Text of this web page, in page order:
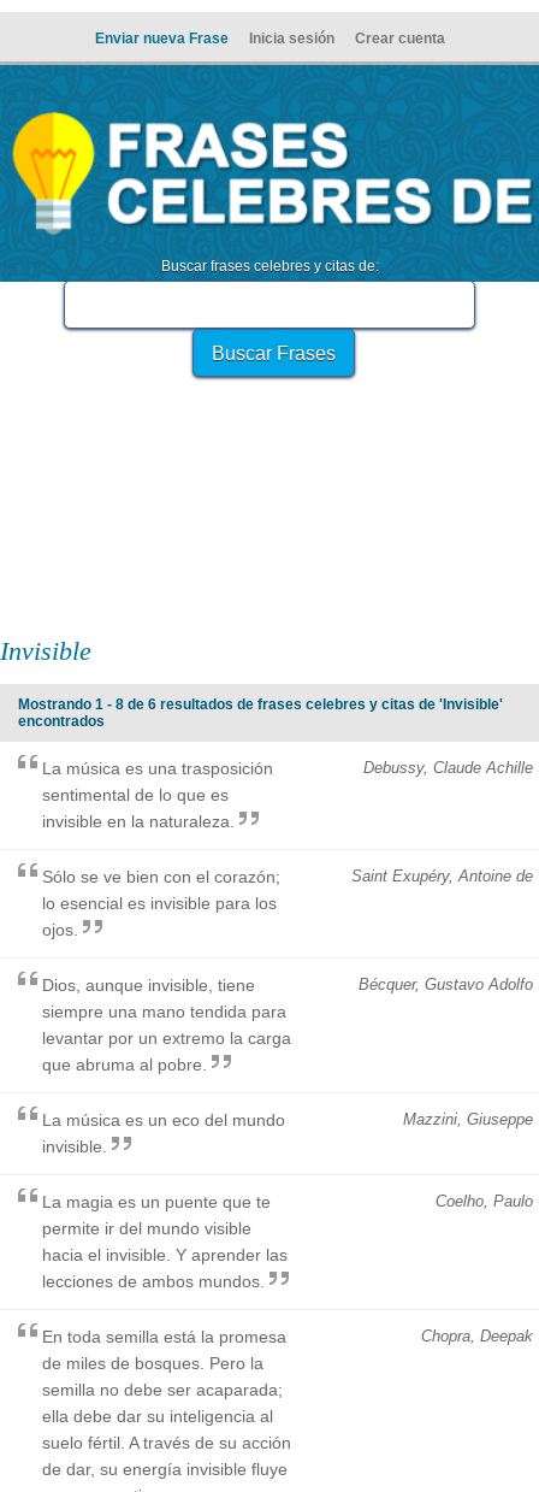
Enviar nueva Frase Inicia sesión Crear cuenta
Buscar frases celebres y citas de:
Invisible
Mostrando 1 - 8 de 6 resultados de frases celebres y citas de 'Invisible'
encontrados
Debussy, Claude Achille
La música es una trasposición
sentimental de lo que es
invisible en la naturaleza.
Saint Exupéry, Antoine de
Sólo se ve bien con el corazón;
lo esencial es invisible para los
ojos.
Bécquer, Gustavo Adolfo
Dios, aunque invisible, tiene
siempre una mano tendida para
levantar por un extremo la carga
que abruma al pobre.
Mazzini, Giuseppe
La música es un eco del mundo
invisible.
Coelho, Paulo
La magia es un puente que te
permite ir del mundo visible
hacia el invisible. Y aprender las
lecciones de ambos mundos.
Chopra, Deepak
En toda semilla está la promesa
de miles de bosques. Pero la
semilla no debe ser acaparada;
ella debe dar su inteligencia al
suelo fértil. A través de su acción
de dar, su energía invisible fluye